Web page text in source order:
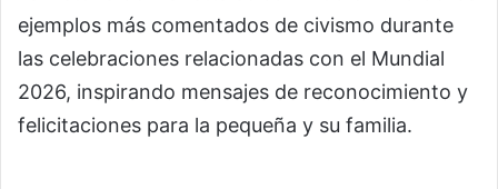
ejemplos más comentados de civismo durante
las celebraciones relacionadas con el Mundial
2026, inspirando mensajes de reconocimiento y
felicitaciones para la pequeña y su familia.